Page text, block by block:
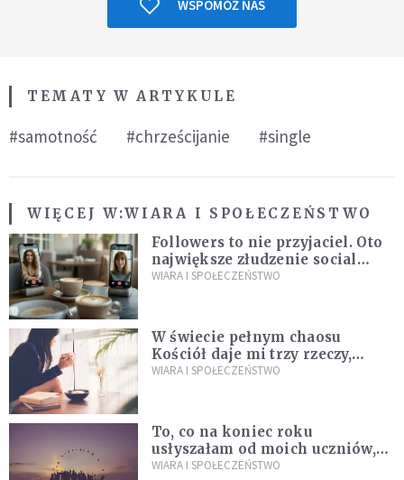
WSPOMÓŻ NAS
TEMATY W ARTYKULE
#samotność #chrześcijanie #single
WIĘCEJ W:WIARA I SPOŁECZEŃSTWO
Followers to nie przyjaciel. Oto
największe złudzenie social
mediów
WIARA I SPOŁECZEŃSTWO
W świecie pełnym chaosu
Kościół daje mi trzy rzeczy,
których wszystkim dziś bardzo
WIARA I SPOŁECZEŃSTWO
To, co na koniec roku
usłyszałam od moich uczniów,
idealnie tłumaczy nową
WIARA I SPOŁECZEŃSTWO